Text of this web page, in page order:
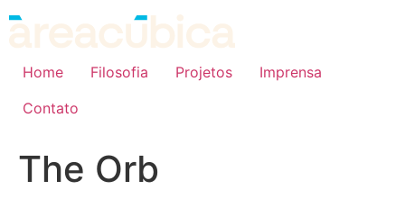
Home Filosofia Projetos
Imprensa
Contato
The Orb